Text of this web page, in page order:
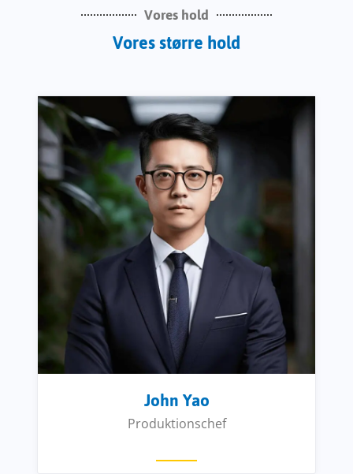
Vores hold
Vores større hold
John Yao
Produktionschef